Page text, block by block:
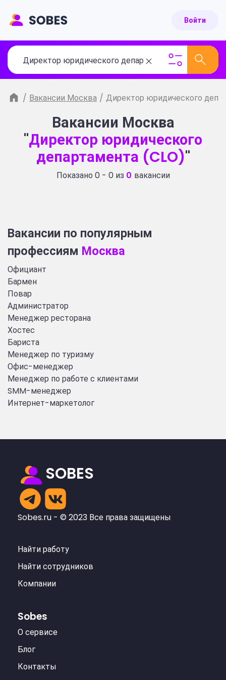
Войти
/ Вакансии Москва / Директор юридического
Вакансии Москва
"Директор юридического
департамента (CLO)"
Показано 0 - 0 из 0 вакансии
Вакансии по популярным
профессиям Москва
Официант
Бармен
Повар
Администратор
Менеджер ресторана
Хостес
Бариста
Менеджер по туризму
Офис-менеджер
Менеджер по работе с клиентами
SMM-менеджер
Интернет-маркетолог
SOBES
Sobes.ru - © 2023 Все права защищены
Найти работу
Найти сотрудников
Компании
Sobes
О сервисе
Блог
Контакты